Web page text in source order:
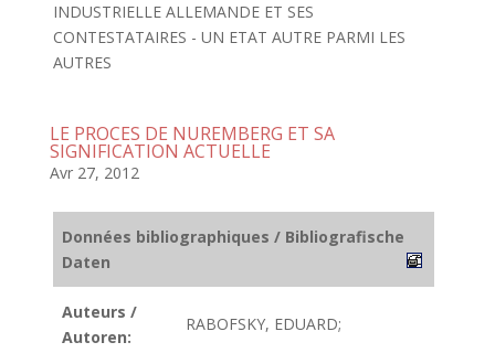
INDUSTRIELLE ALLEMANDE ET SES
CONTESTATAIRES - UN ETAT AUTRE PARMI LES
AUTRES
LE PROCES DE NUREMBERG ET SA
SIGNIFICATION ACTUELLE
Avr 27, 2012
Données bibliographiques / Bibliografische
Daten
Auteurs /
Autoren:
RABOFSKY, EDUARD;